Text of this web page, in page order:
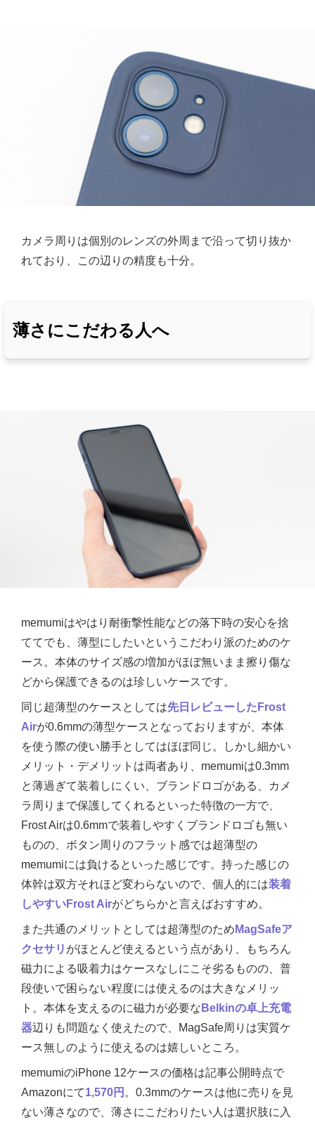
カメラ周りは個別のレンズの外周まで沿って切り抜か
れており、この辺りの精度も十分。
薄さにこだわる人へ
memumiはやはり耐衝撃性能などの落下時の安心を捨
ててでも、薄型にしたいというこだわり派のためのケ
ース。本体のサイズ感の増加がほぼ無いまま擦り傷な
どから保護できるのは珍しいケースです。
同じ超薄型のケースとしては先日レビューしたFrost
Airが0.6mmの薄型ケースとなっておりますが、本体
を使う際の使い勝手としてはほぼ同じ。しかし細かい
メリット・デメリットは両者あり、memumiは0.3mm
と薄過ぎて装着しにくい、ブランドロゴがある、カメ
ラ周りまで保護してくれるといった特徴の一方で、
Frost Airは0.6mmで装着しやすくブランドロゴも無い
ものの、ボタン周りのフラット感では超薄型の
memumiには負けるといった感じです。持った感じの
体幹は双方それほど変わらないので、個人的には装着
しやすいFrost Airがどちらかと言えばおすすめ。
また共通のメリットとしては超薄型のため MagSafeア
クセサリ がほとんど使えるという点があり、もちろん
磁力による吸着力はケースなしにこそ劣るものの、普
段使いで困らない程度には使えるのは大きなメリッ
ト。本体を支えるのに磁力が必要な Belkinの卓上充電
器辺りも問題なく使えたので、MagSafe周りは実質ケ
ース無しのように使えるのは嬉しいところ。
memumiのiPhone 12ケースの価格は記事公開時点で
Amazonにて1,570円 。0.3mmのケースは他に売りを見
ない薄さなので、薄さにこだわりたい人は選択肢に入